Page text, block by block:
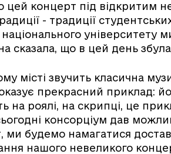
цей концерт під відкритим
- традиції
національного університету
сказала, що в цей день
місті звучить класична
прекрасний приклад:
на роялі, на скрипці, це
консорціум дав
ми будемо намагатися
нашого невеликого